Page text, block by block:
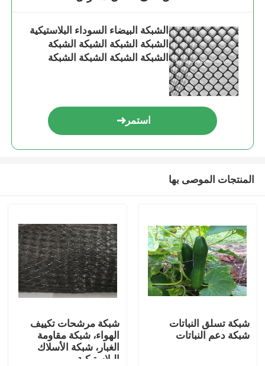
الشبكة البيضاء السوداء البلاستيكية
الشبكة الشبكة الشبكة الشبكة
الشبكة الشبكة الشبكة الشبكة
استمر
المنتجات الموصى بها
شبكة تسلق النباتات
شبكة دعم النباتات
شبكة مرشحات تكييف
الهواء، شبكة مقاومة
الغبار، شبكة الأسلاك
البلاستيكية